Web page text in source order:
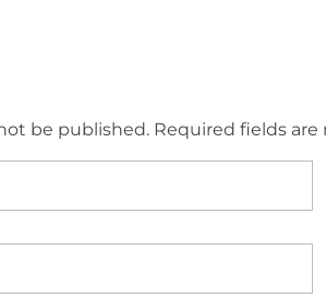
be published. Required fields are